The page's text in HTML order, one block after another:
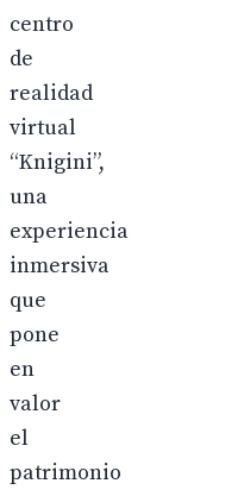
centro
de
realidad
virtual
“Knigini”,
una
experiencia
inmersiva
que
pone
en
valor
el
patrimonio